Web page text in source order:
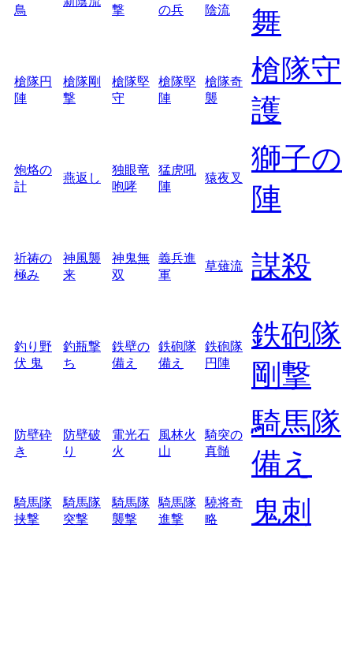
鳥 撃 の兵 陰流 舞
槍隊円
陣
槍隊剛
撃
槍隊堅
守
槍隊堅
陣
槍隊奇
襲
槍隊守
護
炮烙の
計
燕返し
独眼竜
咆哮
猛虎吼
陣
猿夜叉
獅子の
陣
祈祷の
極み
神風襲
来
神鬼無
双
義兵進
軍
草薙流 謀殺
釣り野
伏 鬼
釣瓶撃
ち
鉄壁の
備え
鉄砲隊
備え
鉄砲隊
円陣
鉄砲隊
剛撃
防壁砕
き
防壁破
り
電光石
火
風林火
山
騎突の
真髄
騎馬隊
備え
騎馬隊
挟撃
騎馬隊
突撃
騎馬隊
襲撃
騎馬隊
進撃
驍将奇
略
鬼刺